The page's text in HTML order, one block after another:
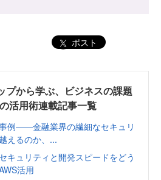
ポスト
プから学ぶ、ビジネスの課題
活用術連載記事一覧
例――金融業界の繊細なセキュリ
えるのか、...
キュリティと開発スピードをどう
活用